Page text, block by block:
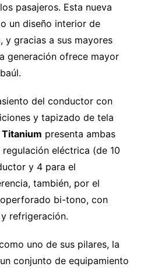
pasajeros. Esta nueva
un diseño interior de
y gracias a sus mayores
generación ofrece mayor
del conductor con
y tapizado de tela
Titanium presenta ambas
eléctrica (de 10
y 4 para el
también, por el
bi-tono, con
refrigeración.
uno de sus pilares, la
conjunto de equipamiento